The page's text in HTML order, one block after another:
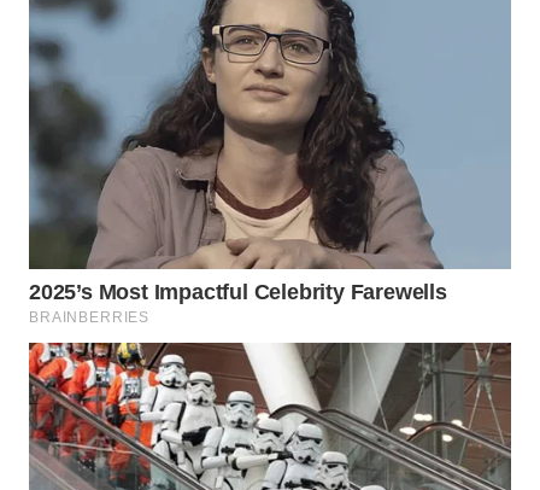
KARAWANG
WN
BOGOR
WN
WN
TAPANULI
UTARA